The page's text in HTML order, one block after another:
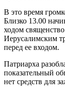
В это время
Близко 13.00
ходом
Иерусалимским
перед ее входом.
Патриарха
показательный
нет средств для